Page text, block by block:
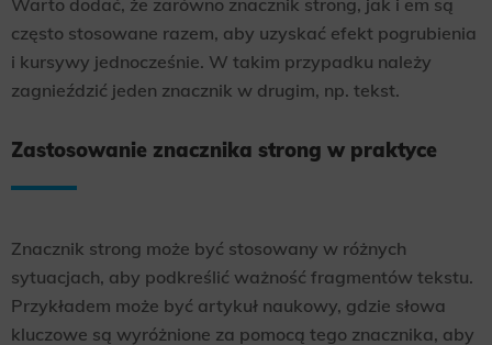
Warto dodać, że zarówno znacznik strong, jak i em są
często stosowane razem, aby uzyskać efekt pogrubienia
i kursywy jednocześnie. W takim przypadku należy
zagnieździć jeden znacznik w drugim, np. tekst.
Zastosowanie znacznika strong w praktyce
Znacznik strong może być stosowany w różnych
sytuacjach, aby podkreślić ważność fragmentów tekstu.
Przykładem może być artykuł naukowy, gdzie słowa
kluczowe są wyróżnione za pomocą tego znacznika, aby